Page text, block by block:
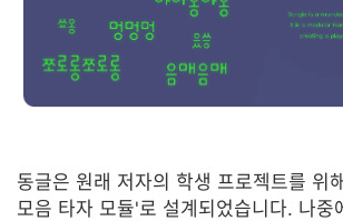
동글은 원래 저자의 학생 프로젝트를 위
모음 타자 모듈'로 설계되었습니다. 나중